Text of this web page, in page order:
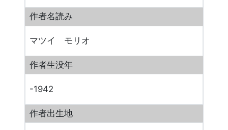
作者名読み
マツイ モリオ
作者生没年
-1942
作者出生地